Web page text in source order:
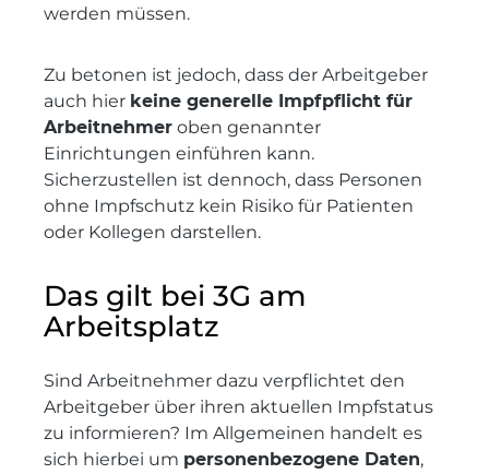
werden müssen.
Zu betonen ist jedoch, dass der Arbeitgeber
auch hier keine generelle Impfpflicht für
Arbeitnehmer oben genannter
Einrichtungen einführen kann.
Sicherzustellen ist dennoch, dass Personen
ohne Impfschutz kein Risiko für Patienten
oder Kollegen darstellen.
Das gilt bei 3G am
Arbeitsplatz
Sind Arbeitnehmer dazu verpflichtet den
Arbeitgeber über ihren aktuellen Impfstatus
zu informieren? Im Allgemeinen handelt es
sich hierbei um personenbezogene Daten,